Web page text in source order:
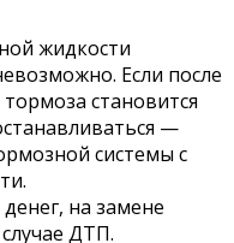
жидкости
Если после
становится
—
системы с
на замене
ДТП.